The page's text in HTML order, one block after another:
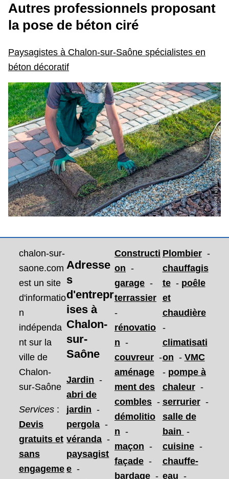
Autres professionnels proposant
la pose de béton ciré
Paysagistes à Chalon-sur-Saône spécialistes en
béton décoratif
chalon-sur-
saone.com
est un site
d'informatio
n
indépenda
nt sur la
ville de
Chalon-
sur-Saône
Services:
Devis
gratuits et
sans
engageme
Adresse
s
d'entrepr
isesà
Chalon-
sur-
Saône
Jardin -
abri de
jardin -
pergola -
véranda -
paysagist
e -
Constructi
on -
garage -
terrassier
-
rénovatio
n -
couvreur -
aménage
ment des
combles -
démolitio
n -
maçon -
façade -
bardage -
Plombier -
chauffagis
te - poêle
et
chaudière
-
climatisati
on - VMC
- pompe à
chaleur -
serrurier -
salle de
bain -
cuisine -
chauffe-
eau -